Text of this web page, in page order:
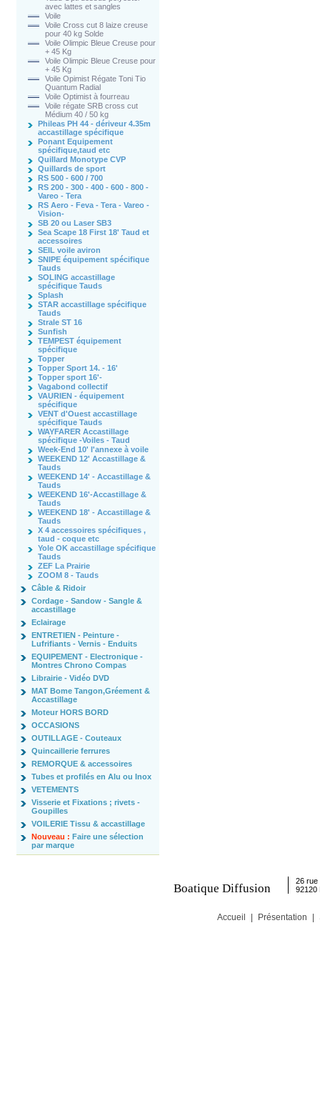
avec lattes et sangles
Voile
Voile Cross cut 8 laize creuse
pour 40 kg Solde
Voile Olimpic Bleue Creuse pour
+ 45 Kg
Voile Olimpic Bleue Creuse pour
+ 45 Kg
Voile Opimist Régate Toni Tio
Quantum Radial
Voile Optimist à fourreau
Voile régate SRB cross cut
Médium 40 / 50 kg
Phileas PH 44 - dériveur 4.35m
accastillage spécifique
Ponant Equipement
spécifique,taud etc
Quillard Monotype CVP
Quillards de sport
RS 500 - 600 / 700
RS 200 - 300 - 400 - 600 - 800 -
Vareo - Tera
RS Aero - Feva - Tera - Vareo -
Vision-
SB 20 ou Laser SB3
Sea Scape 18 First 18' Taud et
accessoires
SEIL voile aviron
SNIPE équipement spécifique
Tauds
SOLING accastillage
spécifique Tauds
Splash
STAR accastillage spécifique
Tauds
Strale ST 16
Sunfish
TEMPEST équipement
spécifique
Topper
Topper Sport 14. - 16'
Topper sport 16'-
Vagabond collectif
VAURIEN - équipement
spécifique
VENT d'Ouest accastillage
spécifique Tauds
WAYFARER Accastillage
spécifique -Voiles - Taud
Week-End 10' l'annexe à voile
WEEKEND 12' Accastillage &
Tauds
WEEKEND 14' - Accastillage &
Tauds
WEEKEND 16'-Accastillage &
Tauds
WEEKEND 18' - Accastillage &
Tauds
X 4 accessoires spécifiques ,
taud - coque etc
Yole OK accastillage spécifique
Tauds
ZEF La Prairie
ZOOM 8 - Tauds
Câble & Ridoir
Cordage - Sandow - Sangle &
accastillage
Eclairage
ENTRETIEN - Peinture -
Lufrifiants - Vernis - Enduits
EQUIPEMENT - Electronique -
Montres Chrono Compas
Librairie - Vidéo DVD
MAT Bome Tangon,Gréement &
Accastillage
Moteur HORS BORD
OCCASIONS
OUTILLAGE - Couteaux
Quincaillerie ferrures
REMORQUE & accessoires
Tubes et profilés en Alu ou Inox
VETEMENTS
Visserie et Fixations ; rivets -
Goupilles
VOILERIE Tissu & accastillage
Nouveau : Faire une sélection
par marque
Boatique Diffusion
26 rue
92120
Accueil Présentation